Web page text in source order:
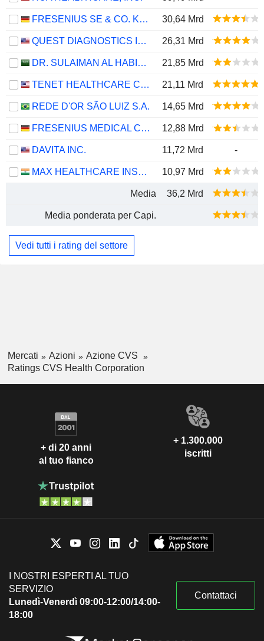
FRESENIUS SE & CO. KGAA 30,64 Mrd
QUEST DIAGNOSTICS INCORPORATED 26,31 Mrd
DR. SULAIMAN AL HABIB MEDICAL SERVICES GROUP COMPANY 21,85 Mrd
TENET HEALTHCARE CORPORATION 21,11 Mrd
REDE D'OR SÃO LUIZ S.A. 14,65 Mrd
FRESENIUS MEDICAL CARE AG 12,88 Mrd
DAVITA INC. 11,72 Mrd -
MAX HEALTHCARE INSTITUTE LIMITED 10,97 Mrd
Media 36,2 Mrd
Media ponderata per Capi.
Vedi tutti i rating del settore
Mercati Azioni
Azione CVS
Ratings CVS Health Corporation
+ di 20 anni
al tuo fianco
+ 1.300.000
iscritti
I NOSTRI ESPERTI AL TUO
SERVIZIO
Lunedì-Venerdì 09:00-12:00/14:00-
18:00
Contattaci